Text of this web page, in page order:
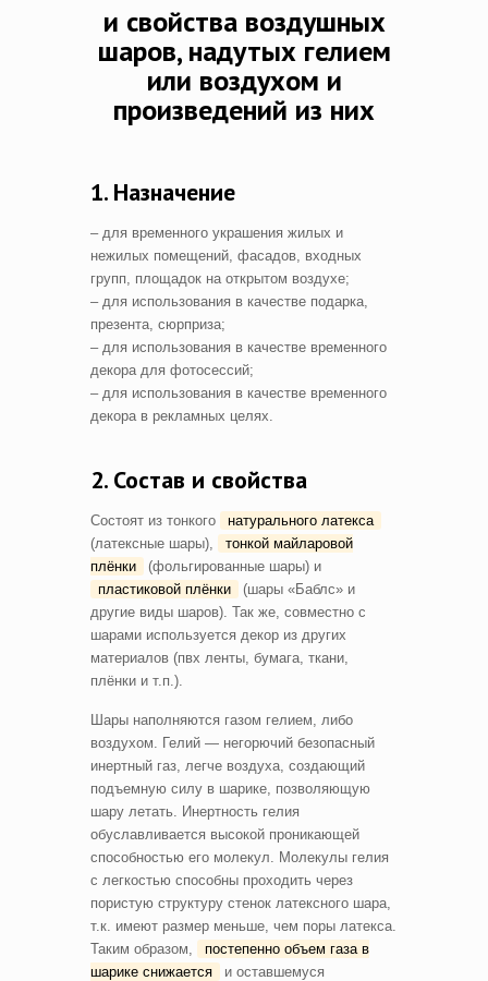
и свойства воздушных
шаров, надутых гелием
или воздухом и
произведений из них
1. Назначение
– для временного украшения жилых и
нежилых помещений, фасадов, входных
групп, площадок на открытом воздухе;
– для использования в качестве подарка,
презента, сюрприза;
– для использования в качестве временного
декора для фотосессий;
– для использования в качестве временного
декора в рекламных целях.
2. Состав и свойства
Состоят из тонкого
натурального латекса
(латексные шары),
тонкой майларовой
плёнки
(фольгированные шары) и
пластиковой плёнки
(шары «Баблс» и
другие виды шаров). Так же, совместно с
шарами используется декор из других
материалов (пвх ленты, бумага, ткани,
плёнки и т.п.).
Шары наполняются газом гелием, либо
воздухом. Гелий — негорючий безопасный
инертный газ, легче воздуха, создающий
подъемную силу в шарике, позволяющую
шару летать. Инертность гелия
обуславливается высокой проникающей
способностью его молекул. Молекулы гелия
с легкостью способны проходить через
пористую структуру стенок латексного шара,
т.к. имеют размер меньше, чем поры латекса.
Таким образом,
постепенно объем газа в
шарике снижается
и оставшемуся